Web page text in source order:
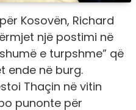
Kosovën, Richard
një postimi në
e turpshme” që
ende në burg.
Thaçin në vitin
punonte për